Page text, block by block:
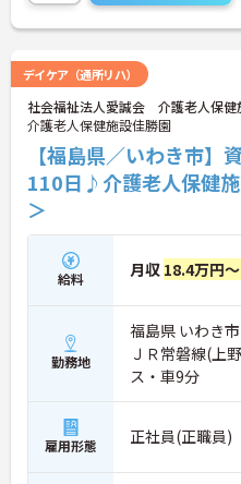
デイケア（通所リハ）
社会福祉法人愛誠会 介護老人保健
介護老人保健施設佳勝園
【福島県／いわき市
110日♪介護老人保健
＞
給料 月収 18.4万円
勤務地
福島県 いわき
ＪＲ常磐線(上
ス・車9分
雇用形態 正社員(正職員)